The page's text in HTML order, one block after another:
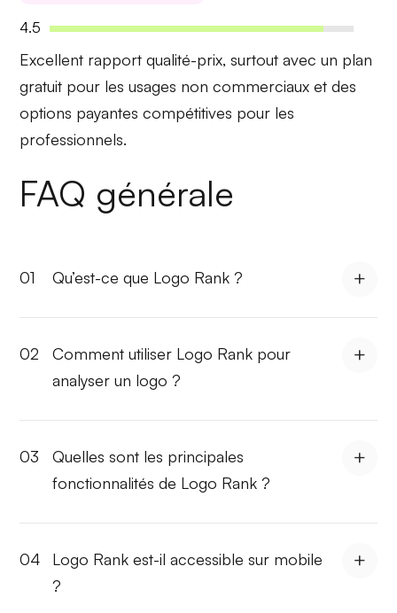
4.5
Excellent rapport qualité-prix, surtout avec un plan
gratuit pour les usages non commerciaux et des
options payantes compétitives pour les
professionnels.
FAQ générale
01 Qu’est-ce que Logo Rank ?
02
Comment utiliser Logo Rank pour
analyser un logo ?
03
Quelles sont les principales
fonctionnalités de Logo Rank ?
04
Logo Rank est-il accessible sur mobile
?